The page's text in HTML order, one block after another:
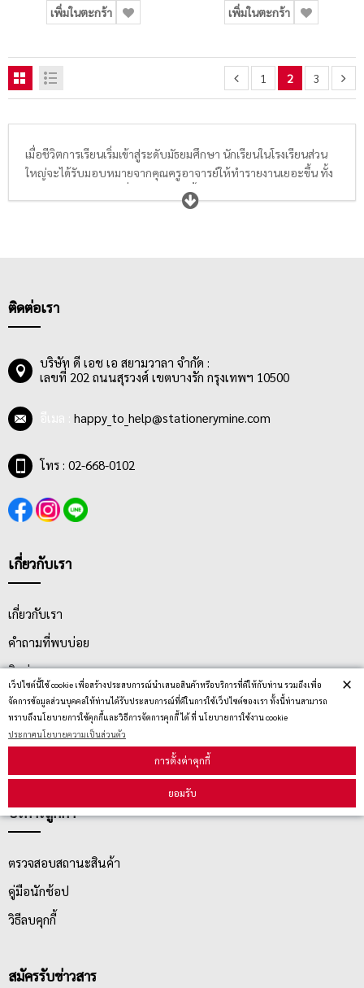
เว็ปไซต์นี้ใช้ cookie เพื่อสร้างประสบการณ์นำเสนอสินค้าหรือบริการที่ดีให้กับท่าน รวมถึงเพื่อ
จัดการข้อมูลส่วนบุคคลให้ท่านได้รับประสบการณ์ที่ดีในการใช้เว็ปไซต์ของเรา ทั้งนี้ท่านสามารถ
ทราบถึงนโยบายการใช้คุกกี้และวิธีการจัดการคุกกี้ ได้ ที่ นโยบายการใช้งาน cookie
ประกาศนโยบายความเป็นส่วนตัว
การตั้งค่าคุกกี้
ยอมรับ
×
เพิ่มในตะกร้า เพิ่มในตะกร้า
1 2 3
เมื่อชีวิตการเรียนเริ่มเข้าสู่ระดับมัธยมศึกษา นักเรียนในโรงเรียนส่วน
ใหญ่จะได้รับมอบหมายจากคุณครูอาจารย์ให้ทำรายงานเยอะขึ้น ทั้ง
รายงานกลุ่มหรืองานเดี่ยว ทำให้ต้องซื้อสมุดฉีกและสมุดรายงาน
เตรียมไว้ในพร้อมในกระเป๋าเสมอ สมุดฉีกมีหลายประเภท ได้แก่
ใช้ในการสร้างกราฟ หรือแผนผังต่างๆให้ได้ตามโจทย์คณิตศาสตร์
เจ้าของกิจการจะใช้ในการทำสมุดบัญชีอย่างง่ายๆใช้จดบันทึกเงินเข้า
และออกรายวันได้
ติดต่อเรา
บริษัท ดี เอช เอ สยามวาลา จำกัด :
เลขที่ 202 ถนนสุรวงศ์ เขตบางรัก กรุงเทพฯ 10500
happy_to_help@stationerymine.com
โทร : 02-668-0102
เกี่ยวกับเรา
เกี่ยวกับเรา
คำถามที่พบบ่อย
ติดต่อเรา
ประกาศนโยบายความเป็นส่วนตัว
นโยบายการจัดส่ง
นโยบายการเปลี่ยน/คืน สินค้า
บริการลูกค้า
ตรวจสอบสถานะสินค้า
คู่มือนักช้อป
วิธีลบคุกกี้
สมัครรับข่าวสาร